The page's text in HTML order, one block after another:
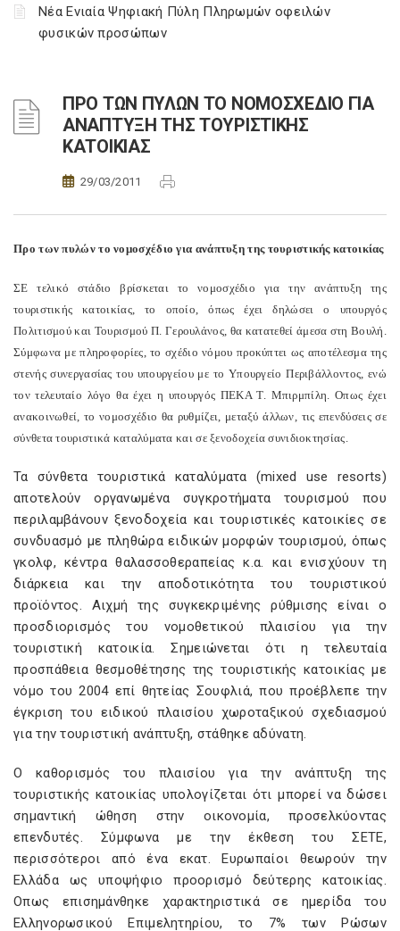
Νέα Ενιαία Ψηφιακή Πύλη Πληρωμών οφειλών
φυσικών προσώπων
ΠΡΟ ΤΩΝ ΠΥΛΩΝ ΤΟ ΝΟΜΟΣΧΕΔΙΟ ΓΙΑ
ΑΝΑΠΤΥΞΗ ΤΗΣ ΤΟΥΡΙΣΤΙΚΗΣ
ΚΑΤΟΙΚΙΑΣ
29/03/2011
Προ των πυλών το νομοσχέδιο για ανάπτυξη της τουριστικής κατοικίας
ΣE τελικό στάδιο βρίσκεται το νομοσχέδιο για την ανάπτυξη της
τουριστικής κατοικίας, το οποίο, όπως έχει δηλώσει ο υπουργός
Πολιτισμού και Τουρισμού Π. Γερουλάνος, θα κατατεθεί άμεσα στη Βουλή.
Σύμφωνα με πληροφορίες, το σχέδιο νόμου προκύπτει ως αποτέλεσμα της
στενής συνεργασίας του υπουργείου με το Yπουργείο Περιβάλλοντος, ενώ
τον τελευταίο λόγο θα έχει η υπουργός ΠΕΚΑ Τ. Μπιρμπίλη. Oπως έχει
ανακοινωθεί, το νομοσχέδιο θα ρυθμίζει, μεταξύ άλλων, τις επενδύσεις σε
σύνθετα τουριστικά καταλύματα και σε ξενοδοχεία συνιδιοκτησίας.
Τα σύνθετα τουριστικά καταλύματα (mixed use resorts)
αποτελούν οργανωμένα συγκροτήματα τουρισμού που
περιλαμβάνουν ξενοδοχεία και τουριστικές κατοικίες σε
συνδυασμό με πληθώρα ειδικών μορφών τουρισμού, όπως
γκολφ, κέντρα θαλασσοθεραπείας κ.α. και ενισχύουν τη
διάρκεια και την αποδοτικότητα του τουριστικού
προϊόντος. Αιχμή της συγκεκριμένης ρύθμισης είναι ο
προσδιορισμός του νομοθετικού πλαισίου για την
τουριστική κατοικία. Σημειώνεται ότι η τελευταία
προσπάθεια θεσμοθέτησης της τουριστικής κατοικίας με
νόμο του 2004 επί θητείας Σουφλιά, που προέβλεπε την
έγκριση του ειδικού πλαισίου χωροταξικού σχεδιασμού
για την τουριστική ανάπτυξη, στάθηκε αδύνατη.
Ο καθορισμός του πλαισίου για την ανάπτυξη της
τουριστικής κατοικίας υπολογίζεται ότι μπορεί να δώσει
σημαντική ώθηση στην οικονομία, προσελκύοντας
επενδυτές. Σύμφωνα με την έκθεση του ΣΕΤΕ,
περισσότεροι από ένα εκατ. Ευρωπαίοι θεωρούν την
Ελλάδα ως υποψήφιο προορισμό δεύτερης κατοικίας.
Oπως επισημάνθηκε χαρακτηριστικά σε ημερίδα του
Ελληνορωσικού Επιμελητηρίου, το 7% των Ρώσων